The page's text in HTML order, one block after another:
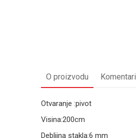
O proizvodu Komentari
Otvaranje :pivot
Visina:200cm
Debljina stakla:6 mm